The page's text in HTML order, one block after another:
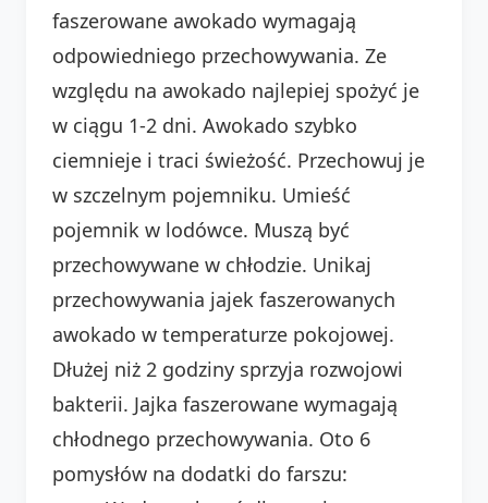
faszerowane awokado wymagają
odpowiedniego przechowywania. Ze
względu na awokado najlepiej spożyć je
w ciągu 1-2 dni. Awokado szybko
ciemnieje i traci świeżość. Przechowuj je
w szczelnym pojemniku. Umieść
pojemnik w lodówce. Muszą być
przechowywane w chłodzie. Unikaj
przechowywania jajek faszerowanych
awokado w temperaturze pokojowej.
Dłużej niż 2 godziny sprzyja rozwojowi
bakterii. Jajka faszerowane wymagają
chłodnego przechowywania. Oto 6
pomysłów na dodatki do farszu: